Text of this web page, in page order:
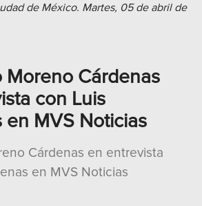
de México. Martes, 05 de abril de
Moreno Cárdenas
con Luis
en MVS Noticias
Cárdenas en entrevista
en MVS Noticias